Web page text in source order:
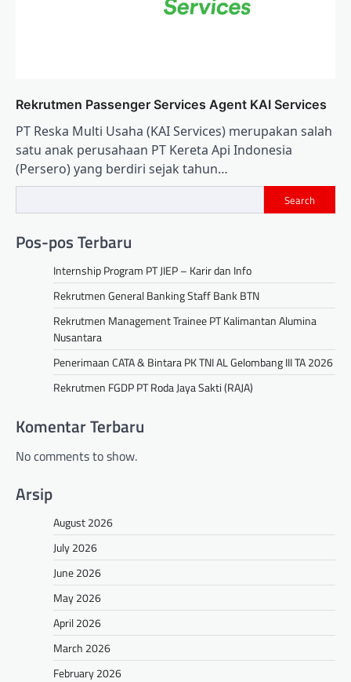
Rekrutmen Passenger Services Agent KAI Services
PT Reska Multi Usaha (KAI Services) merupakan salah
satu anak perusahaan PT Kereta Api Indonesia
(Persero) yang berdiri sejak tahun…
Search
Pos-pos Terbaru
Internship Program PT JIEP – Karir dan Info
Rekrutmen General Banking Staff Bank BTN
Rekrutmen Management Trainee PT Kalimantan Alumina
Nusantara
Penerimaan CATA & Bintara PK TNI AL Gelombang III TA 2026
Rekrutmen FGDP PT Roda Jaya Sakti (RAJA)
Komentar Terbaru
No comments to show.
Arsip
August 2026
July 2026
June 2026
May 2026
April 2026
March 2026
February 2026